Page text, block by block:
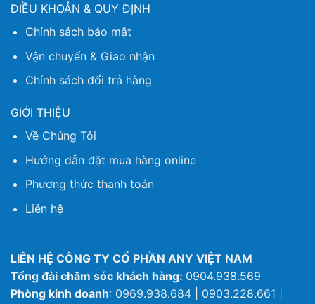
ĐIỀU KHOẢN & QUY ĐỊNH
Chính sách bảo mật
Vận chuyển & Giao nhận
Chính sách đổi trả hàng
GIỚI THIỆU
Về Chúng Tôi
Hướng dẫn đặt mua hàng online
Phương thức thanh toán
Liên hệ
LIÊN HỆ CÔNG TY CỔ PHẦN ANY VIỆT NAM
Tổng đài chăm sóc khách hàng: 0904.938.569
Phòng kinh doanh: 0969.938.684 | 0903.228.661 |